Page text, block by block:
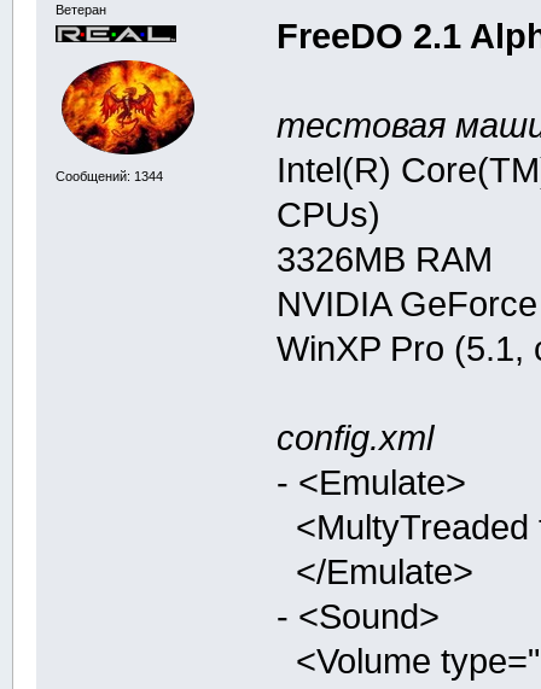
Ветеран
Сообщений: 1344
FreeDO 2.1
тестовая
Intel(R)
CPUs)
3326MB RAM
NVIDIA
WinXP Pro (5.1,
config.xml
- <Emulate>
</Emulate>
- <Sound>
<Volume